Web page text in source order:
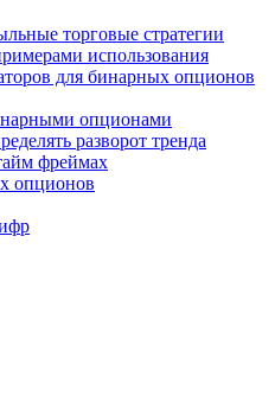
торговые стратегии
использования
для бинарных опционов
опционами
разворот тренда
фреймах
опционов